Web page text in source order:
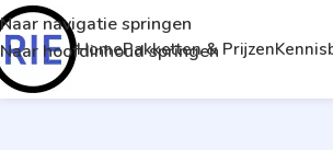
Naar navigatie springen
Naar hoofdinhoud springen
HomePakketten & Prijzen